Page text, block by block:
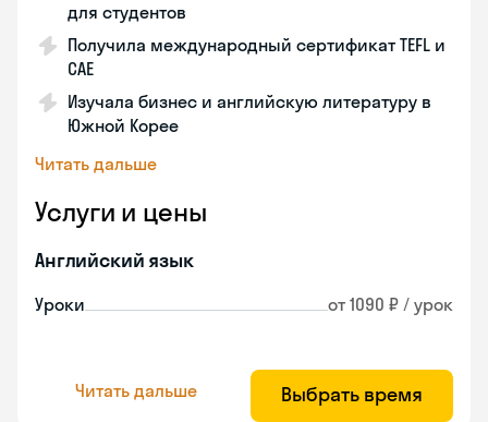
для студентов
Получила международный сертификат TEFL и
CAE
Изучала бизнес и английскую литературу в
Южной Корее
Читать дальше
Услуги и цены
Английский язык
Уроки от 1090 ₽ / урок
Читать дальше Выбрать время